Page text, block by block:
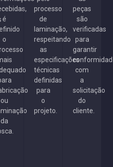
é
o
ou
da
processo
de
laminação,
respeitando
as
especificações
técnicas
definidas
para
o
projeto.
peças
são
verificadas
para
garantir
com
a
solicitação
do
cliente.